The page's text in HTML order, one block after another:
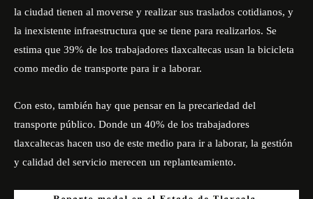
la ciudad tienen al moverse y realizar sus traslados cotidianos, y
la inexistente infraestructura que se tiene para realizarlos. Se
estima que 39% de los trabajadores tlaxcaltecas usan la bicicleta
como medio de transporte para ir a laborar.
Con esto, también hay que pensar en la precariedad del
transporte público. Donde un 40% de los trabajadores
tlaxcaltecas hacen uso de este medio para ir a laborar, la gestión
y calidad del servicio merecen un replanteamiento.